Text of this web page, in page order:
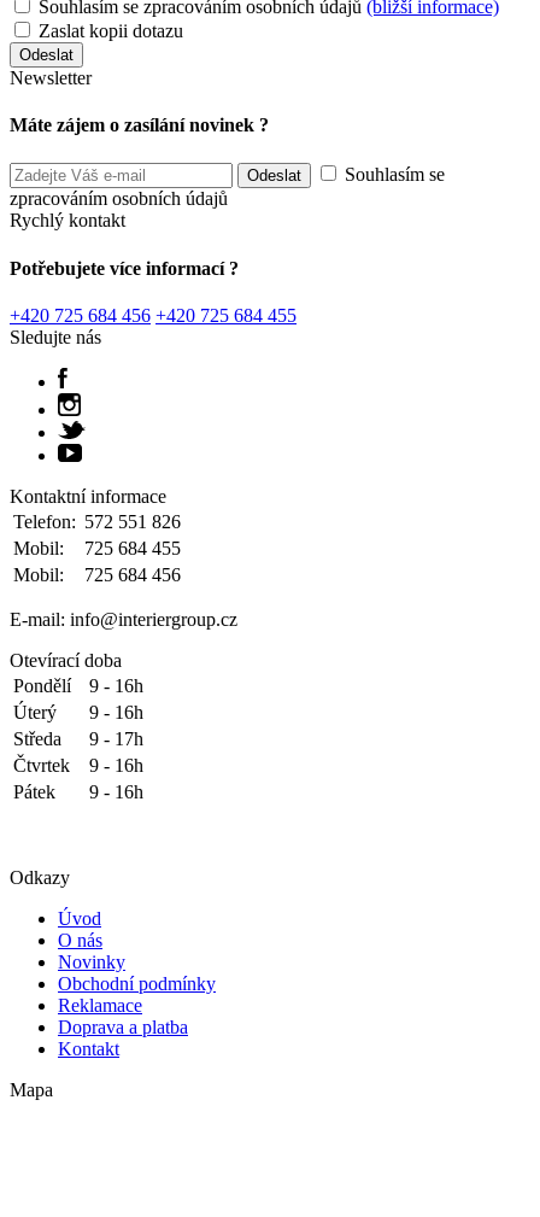
Souhlasím se zpracováním osobních údajů (bližší informace)
Zaslat kopii dotazu
Newsletter
Máte zájem o zasílání novinek ?
Souhlasím se
zpracováním osobních údajů
Rychlý kontakt
Potřebujete více informací ?
+420 725 684 456 +420 725 684 455
Sledujte nás
Kontaktní informace
Telefon: 572 551 826
Mobil:
725 684 455
Mobil:
725 684 456
E-mail: info@interiergroup.cz
Otevírací doba
Pondělí
9 - 16h
Úterý
9 - 16h
Středa
9 - 17h
Čtvrtek
9 - 16h
Pátek
9 - 16h
Odkazy
Úvod
O nás
Novinky
Obchodní podmínky
Reklamace
Doprava a platba
Kontakt
Mapa